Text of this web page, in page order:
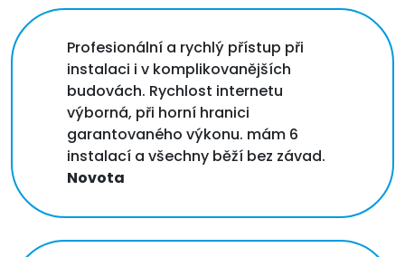
Profesionální a rychlý přístup při
instalaci i v komplikovanějších
budovách. Rychlost internetu
výborná, při horní hranici
garantovaného výkonu. mám 6
instalací a všechny běží bez závad.
Novota